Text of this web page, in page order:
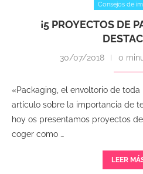
Consejos de
¡5 PROYECTOS DE
30/07/2018 0
«Packaging, el envoltorio de toda
artículo sobre la importancia de
hoy os presentamos proyectos
coger como …
LEER